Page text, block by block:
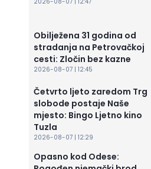
Obilježena 31 godina od
stradanja na Petrovačkoj
cesti: Zločin bez kazne
2026-08-07 | 12:45
Četvrto ljeto zaredom Trg
slobode postaje Naše
mjesto: Bingo Ljetno kino
Tuzla
2026-08-07 | 12:29
Opasno kod Odese: